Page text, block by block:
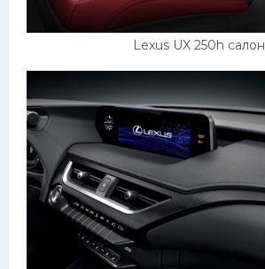
Lexus UX 250h салон